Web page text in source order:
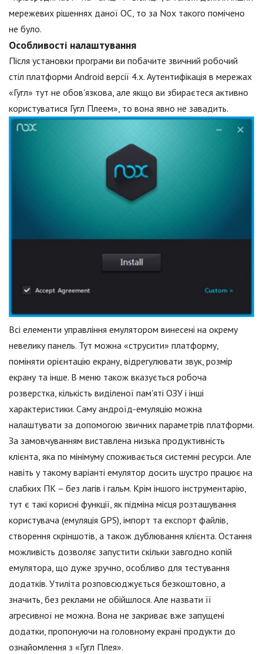
мережевих рішеннях даної ОС, то за Nox такого помічено
не було.
Особливості налаштування
Після установки програми ви побачите звичний робочий
стіл платформи Android версії 4.х. Аутентифікація в мережах
«Гугл» тут не обов'язкова, але якщо ви збираєтеся активно
користуватися Гугл Плеем», то вона явно не завадить.
Всі елементи управління емулятором винесені на окрему
невелику панель. Тут можна «струсити» платформу,
поміняти орієнтацію екрану, відрегулювати звук, розмір
екрану та інше. В меню також вказується робоча
розверстка, кількість виділеної пам'яті ОЗУ і інші
характеристики. Саму андроїд-емуляцію можна
налаштувати за допомогою звичних параметрів платформи.
За замовчуванням виставлена низька продуктивність
клієнта, яка по мінімуму споживається системні ресурси. Але
навіть у такому варіанті емулятор досить шустро працює на
слабких ПК – без лагів і гальм. Крім іншого інструментарію,
тут є такі корисні функції, як підміна місця розташування
користувача (емуляція GPS), імпорт та експорт файлів,
створення скріншотів, а також дублювання клієнта. Остання
можливість дозволяє запустити скільки завгодно копій
емулятора, що дуже зручно, особливо для тестування
додатків. Утиліта розповсюджується безкоштовно, а
значить, без реклами не обійшлося. Але назвати її
агресивної не можна. Вона не закриває вже запущені
додатки, пропонуючи на головному екрані продукти до
ознайомлення з «Гугл Плея».